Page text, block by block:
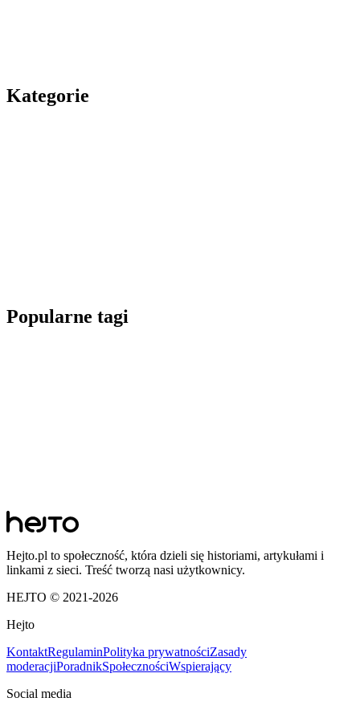
Kategorie
Popularne tagi
Hejto.pl to społeczność, która dzieli się historiami, artykułami i
linkami z sieci. Treść tworzą nasi użytkownicy.
HEJTO © 2021-2026
Hejto
KontaktRegulaminPolityka prywatnościZasady
moderacjiPoradnikSpołecznościWspierający
Social media